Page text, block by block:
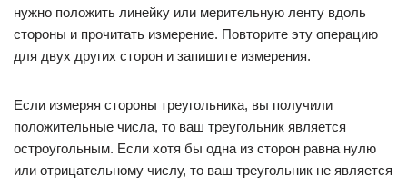
нужно положить линейку или мерительную ленту вдоль
стороны и прочитать измерение. Повторите эту операцию
для двух других сторон и запишите измерения.
Если измеряя стороны треугольника, вы получили
положительные числа, то ваш треугольник является
остроугольным. Если хотя бы одна из сторон равна нулю
или отрицательному числу, то ваш треугольник не является